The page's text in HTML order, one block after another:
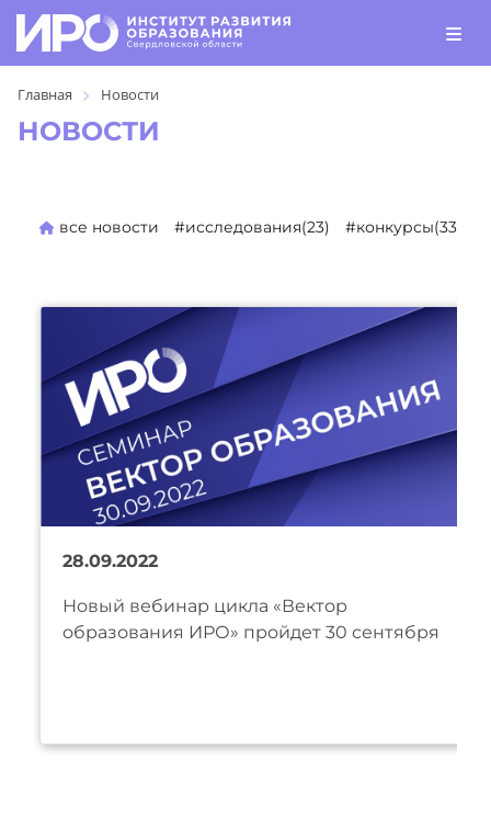
Главная Новости
НОВОСТИ
все новости #исследования(23) #конкурсы(330)
28.09.2022
Новый вебинар цикла «Вектор
образования ИРО» пройдет 30 сентября